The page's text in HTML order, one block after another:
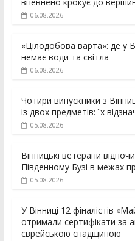
06.08.2026
«Цілодобова варта»: де у
немає води та світла
06.08.2026
Чотири випускники з
із двох предметів: їх
05.08.2026
Вінницькі ветерани
Південному Бузі в межах
05.08.2026
У Вінниці 12 фіналістів
отримали сертифікати за
єврейською спадщиною